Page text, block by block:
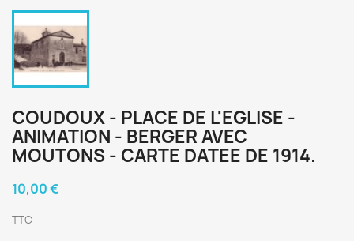
COUDOUX - PLACE DE L'EGLISE -
ANIMATION - BERGER AVEC
MOUTONS - CARTE DATEE DE 1914.
10,00 €
TTC